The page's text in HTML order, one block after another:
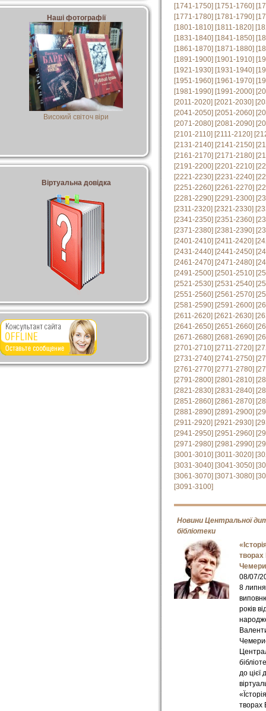
Наші фотографії
Високий світоч віри
Віртуальна довідка
[1741-1750] [1751-1760]
[1771-1780] [1781-1790]
[1801-1810] [1811-1820]
[1831-1840] [1841-1850]
[1861-1870] [1871-1880]
[1891-1900] [1901-1910]
[1921-1930] [1931-1940]
[1951-1960] [1961-1970]
[1981-1990] [1991-2000]
[2011-2020] [2021-2030]
[2041-2050] [2051-2060]
[2071-2080] [2081-2090]
[2101-2110] [2111-2120]
[2131-2140] [2141-2150]
[2161-2170] [2171-2180]
[2191-2200] [2201-2210]
[2221-2230] [2231-2240]
[2251-2260] [2261-2270]
[2281-2290] [2291-2300]
[2311-2320] [2321-2330]
[2341-2350] [2351-2360]
[2371-2380] [2381-2390]
[2401-2410] [2411-2420]
[2431-2440] [2441-2450]
[2461-2470] [2471-2480]
[2491-2500] [2501-2510]
[2521-2530] [2531-2540]
[2551-2560] [2561-2570]
[2581-2590] [2591-2600]
[2611-2620] [2621-2630]
[2641-2650] [2651-2660]
[2671-2680] [2681-2690]
[2701-2710] [2711-2720]
[2731-2740] [2741-2750]
[2761-2770] [2771-2780]
[2791-2800] [2801-2810]
[2821-2830] [2831-2840]
[2851-2860] [2861-2870]
[2881-2890] [2891-2900]
[2911-2920] [2921-2930]
[2941-2950] [2951-2960]
[2971-2980] [2981-2990]
[3001-3010] [3011-3020]
[3031-3040] [3041-3050]
[3061-3070] [3071-3080]
[3091-3100]
Новини Центральної
бібліотеки
08/07/
8 липня
років
до цієї
творах